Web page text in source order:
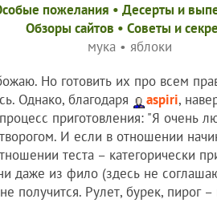
пожелания • Десерты и
Обзоры сайтов • Советы и
мука• яблоки
Но готовить их про всем
Однако, благодаря
aspiri,
приготовления: "Я очень
И если в отношении
теста – категорически
даже из фило (здесь не
получится. Рулет, бурек, пирог